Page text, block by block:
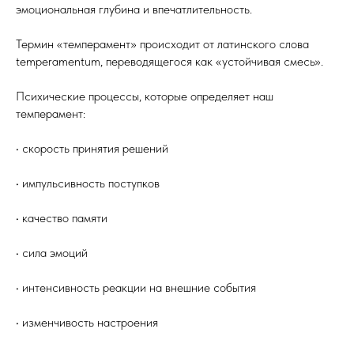
эмоциональная глубина и впечатлительность.
Термин «темперамент» происходит от латинского слова
temperamentum, переводящегося как «устойчивая смесь».
Психические процессы, которые определяет наш
темперамент:
• скорость принятия решений
• импульсивность поступков
• качество памяти
• сила эмоций
• интенсивность реакции на внешние события
• изменчивость настроения